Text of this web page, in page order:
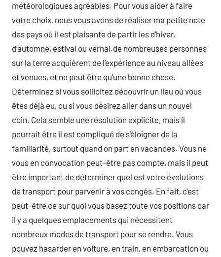
météorologiques agréables. Pour vous aider à faire
votre choix, nous vous avons de réaliser ma petite note
des pays où il est plaisante de partir les d’hiver,
d’automne, estival ou vernal.de nombreuses personnes
sur la terre acquièrent de l’expérience au niveau allées
et venues, et ne peut être qu’une bonne chose.
Déterminez si vous sollicitez découvrir un lieu où vous
êtes déjà eu, ou si vous désirez aller dans un nouvel
coin. Cela semble une résolution explicite, mais il
pourrait être il est compliqué de s’éloigner de la
familiarité, surtout quand on part en vacances. Vous ne
vous en convocation peut-être pas compte, mais il peut
être important de déterminer quel est votre évolutions
de transport pour parvenir à vos congés. En fait, c’est
peut-être ce sur quoi vous basez toute vos positions car
il y a quelques emplacements qui nécessitent
nombreux modes de transport pour se rendre. Vous
pouvez hasarder en voiture, en train, en embarcation ou